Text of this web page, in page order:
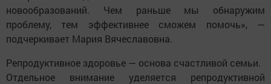
новообразований. Чем раньше мы обнаружим
проблему, тем эффективнее сможем помочь», —
подчеркивает Мария Вячеславовна.
Репродуктивное здоровье — основа счастливой семьи.
Отдельное внимание уделяется репродуктивной